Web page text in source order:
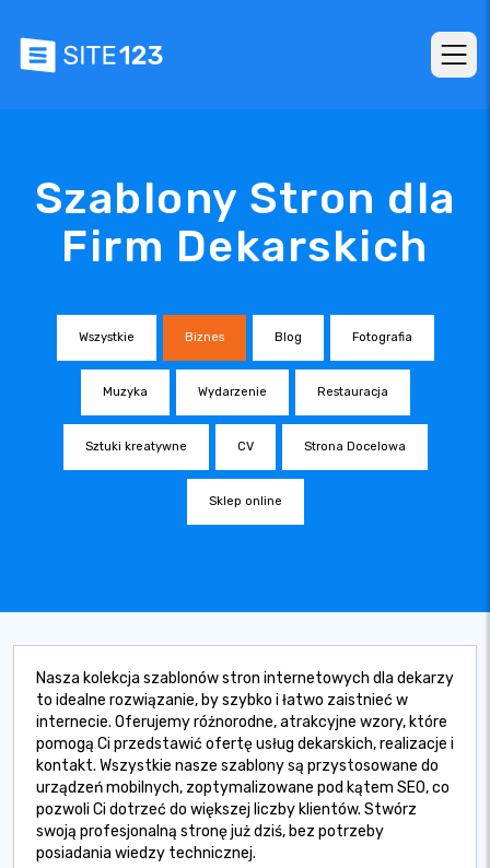
Szablony Stron dla
Firm Dekarskich
Wszystkie Biznes Blog Fotografia
Muzyka Wydarzenie Restauracja
Sztuki kreatywne CV Strona Docelowa
Sklep online
Nasza kolekcja szablonów stron internetowych dla dekarzy
to idealne rozwiązanie, by szybko i łatwo zaistnieć w
internecie. Oferujemy różnorodne, atrakcyjne wzory, które
pomogą Ci przedstawić ofertę usług dekarskich, realizacje i
kontakt. Wszystkie nasze szablony są przystosowane do
urządzeń mobilnych, zoptymalizowane pod kątem SEO, co
pozwoli Ci dotrzeć do większej liczby klientów. Stwórz
swoją profesjonalną stronę już dziś, bez potrzeby
posiadania wiedzy technicznej.